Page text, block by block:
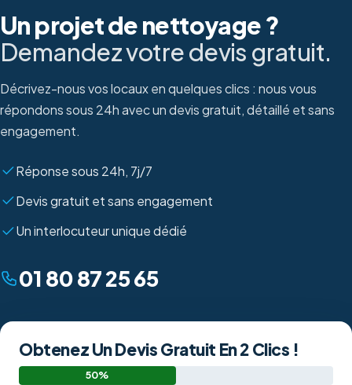
Un projet de nettoyage ?
Demandez votre devis gratuit.
Décrivez-nous vos locaux en quelques clics : nous vous
répondons sous 24h avec un devis gratuit, détaillé et sans
engagement.
Réponse sous 24h, 7j/7
Devis gratuit et sans engagement
Un interlocuteur unique dédié
01 80 87 25 65
Obtenez Un Devis Gratuit En 2 Clics !
50%